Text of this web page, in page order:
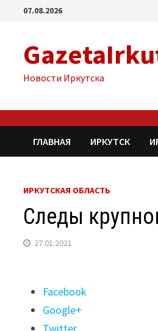
Перейти07.08.2026
Новости Иркутска
ГЛАВНАЯ ИРКУТСК
ИРКУТСКАЯ ОБЛАСТЬ
Следы
27.01.2021
Поделиться
"Следы
крупного
Facebook
Google+
Twitter